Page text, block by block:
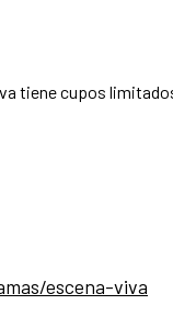
tiene cupos
escena-viva